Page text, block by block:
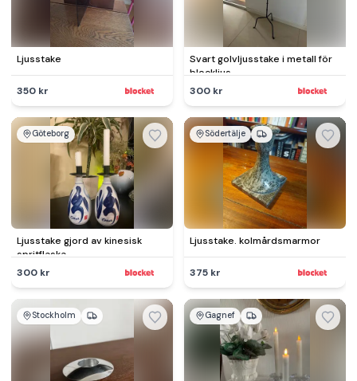
Ljusstake
350 kr
Svart golvljusstake i metall för
blockljus
300 kr
Göteborg
Ljusstake gjord av kinesisk
spritflaska
300 kr
Södertälje
Ljusstake. kolmårdsmarmor
375 kr
Stockholm Gagnef